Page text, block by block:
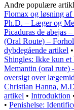
Andre populære
Flomax og løsning af
Ph.D. – Læger og
Picaduras de abejas
(Oral Route) –
dybdegående artikel •
Shingles: Ikke kun
Memantin (oral rute)
oversigt over
Christian Hanna,
artikel • Introduktion
• Penishelse: